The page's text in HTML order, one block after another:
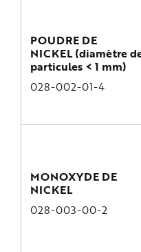
POUDRE DE
NICKEL (diamètre
particules < 1 mm)
028-002-01-4
MONOXYDE DE
NICKEL
028-003-00-2